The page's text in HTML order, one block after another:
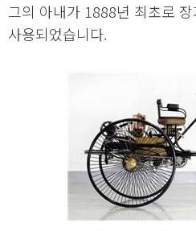
그의 아내가 1888년 최초로
사용되었습니다.